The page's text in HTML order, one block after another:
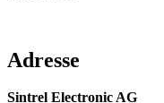
Adresse
Sintrel Electronic AG